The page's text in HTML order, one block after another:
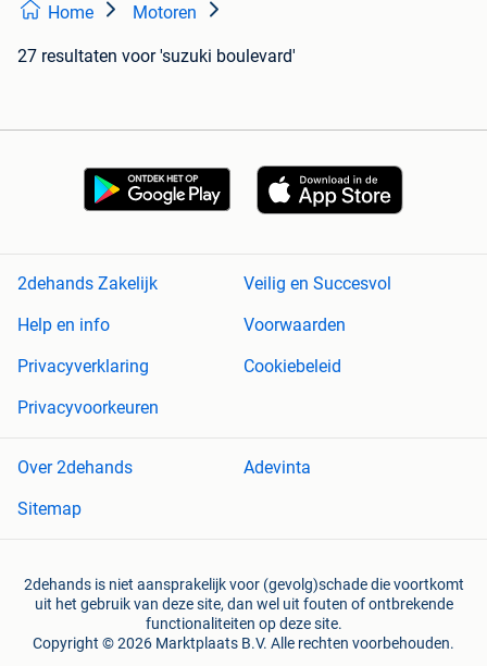
Home Motoren
27 resultaten voor 'suzuki boulevard'
2dehands Zakelijk
Veilig en Succesvol
Help en info
Voorwaarden
Privacyverklaring
Cookiebeleid
Privacyvoorkeuren
Over 2dehands
Adevinta
Sitemap
2dehands is niet aansprakelijk voor (gevolg)schade die voortkomt
uit het gebruik van deze site, dan wel uit fouten of ontbrekende
functionaliteiten op deze site.
Copyright © 2026 Marktplaats B.V. Alle rechten voorbehouden.